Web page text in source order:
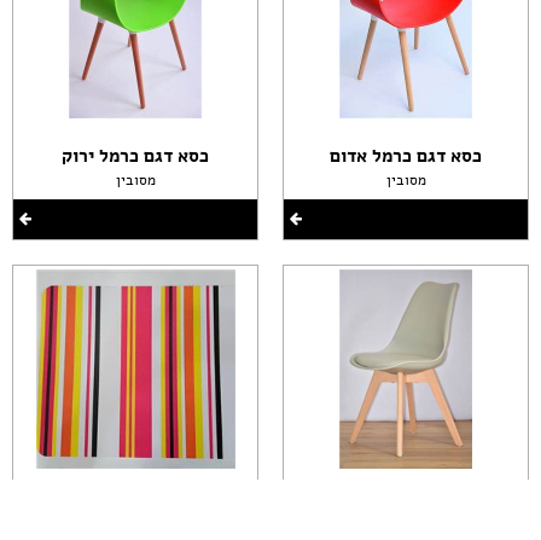
כסא דגם כרמל אדום
מסובין
כסא דגם כרמל ירוק
מסובין